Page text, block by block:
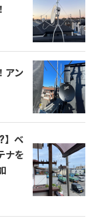
アン
】ベ
ナを